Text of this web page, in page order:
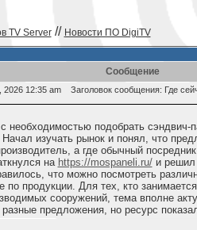
TV Server// Новости ПО DigiTV
Сообщение
2026 12:35 am
Заголовок сообщения: Где
необходимостью подобрать сэндвич-
изучать рынок и понял, что
а где обычный
на https://mospaneli.ru/и решил
что можно посмотреть
по продукции. Для тех, кто
сооружений, тема вполне
предложения, но ресурс